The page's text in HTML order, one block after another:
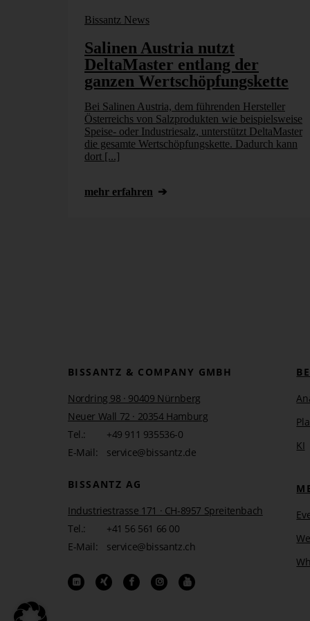
Bissantz News
Salinen Austria nutzt
DeltaMaster entlang der
ganzen Wertschöpfungskette
Bei Salinen Austria, dem führenden Hersteller
Österreichs von Salzprodukten wie beispielsweise
Speise- oder Industriesalz, unterstützt DeltaMaster
die gesamte Wertschöpfungskette. Dadurch kann
dort [...]
mehr erfahren
BISSANTZ & COMPANY GMBH
Nordring 98 · 90409 Nürnberg
Neuer Wall 72 · 20354 Hamburg
Tel.:
+49 911 935536-0
E-Mail:
service@bissantz.de
BISSANTZ AG
Industriestrasse 171 · CH-8957 Spreitenbach
Tel.:
+41 56 561 66 00
E-Mail:
service@bissantz.ch
KI